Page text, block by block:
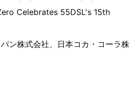
Celebrates 55DSL's 15th
ン株式会社、日本コカ・コーラ株